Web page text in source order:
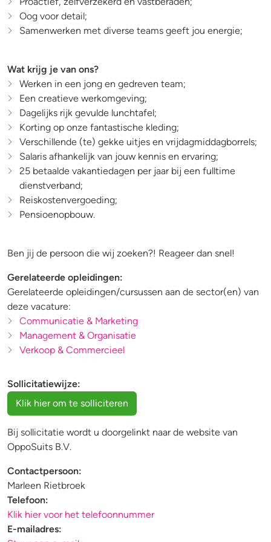
Oog voor detail;
Samenwerken met diverse teams geeft jou energie;
Wat krijg je van ons?
Werken in een jong en gedreven team;
Een creatieve werkomgeving;
Dagelijks rijk gevulde lunchtafel;
Korting op onze fantastische kleding;
Verschillende (te) gekke uitjes en vrijdagmiddagborrels;
Salaris afhankelijk van jouw kennis en ervaring;
25 betaalde vakantiedagen per jaar bij een fulltime
dienstverband;
Reiskostenvergoeding;
Pensioenopbouw.
Ben jij de persoon die wij zoeken?! Reageer dan snel!
Gerelateerde opleidingen:
Gerelateerde opleidingen/cursussen aan de sector(en) van
deze vacature:
Communicatie & Marketing
Management & Organisatie
Verkoop & Commercieel
Sollicitatiewijze:
Bij sollicitatie wordt u doorgelinkt naar de website van
OppoSuits B.V.
Contactpersoon:
Marleen Rietbroek
Telefoon:
Klik hier voor het telefoonnummer
E-mailadres: